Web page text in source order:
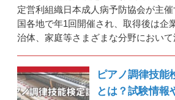
定営利組織日本成人病予防協会が主
国各地で年1回開催され、取得後は企
治体、家庭等さまざまな分野において
ピアノ調律技能
とは？試験情報